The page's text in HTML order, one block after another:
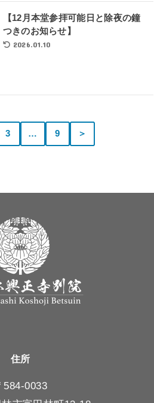
【12月本堂参拝可能日と除夜の鐘
つきのお知らせ】
2026.01.10
3 … 9 ＞
住所
584-0033